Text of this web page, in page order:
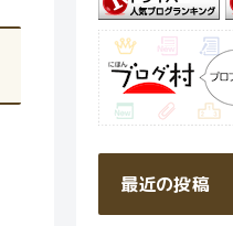
最近の投稿